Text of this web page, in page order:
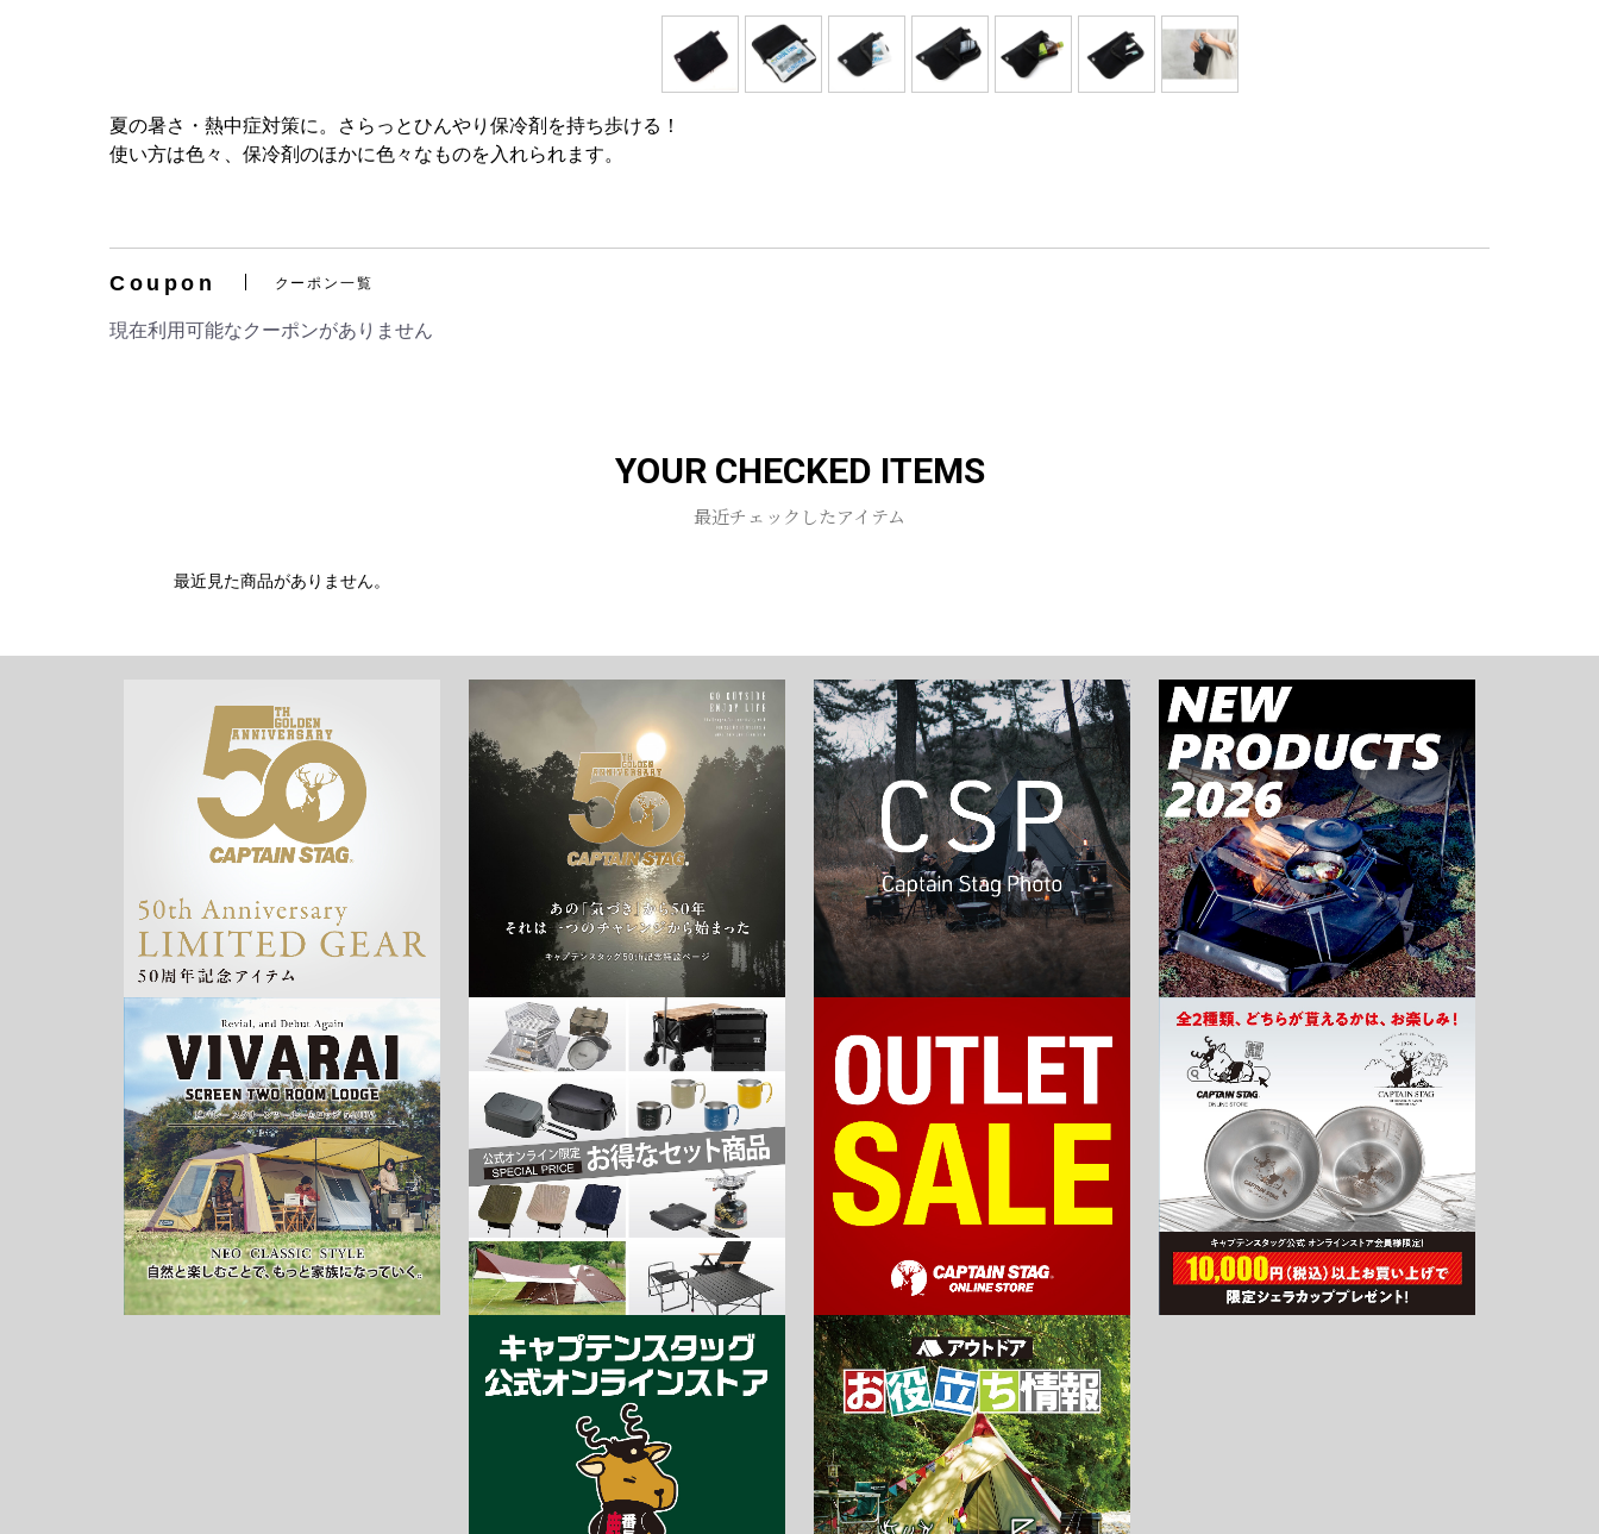
夏の暑さ・熱中症対策に。さらっとひんやり保冷剤を持ち歩ける！
使い方は色々、保冷剤のほかに色々なものを入れられます。
Coupon クーポン一覧
現在利用可能なクーポンがありません
YOUR CHECKED ITEMS
最近チェックしたアイテム
最近見た商品がありません。